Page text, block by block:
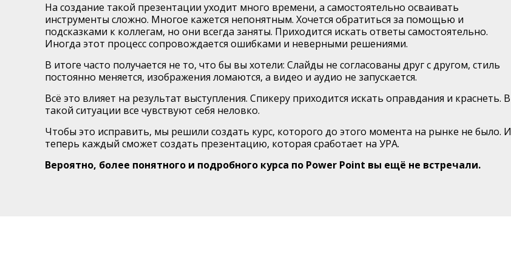
На создание такой презентации уходит много времени, а самостоятельно осваивать
инструменты сложно. Многое кажется непонятным. Хочется обратиться за помощью и
подсказками к коллегам, но они всегда заняты. Приходится искать ответы самостоятельно.
Иногда этот процесс сопровождается ошибками и неверными решениями.
В итоге часто получается не то, что бы вы хотели: Слайды не согласованы друг с другом, стиль
постоянно меняется, изображения ломаются, а видео и аудио не запускается.
Всё это влияет на результат выступления. Спикеру приходится искать оправдания и краснеть. В
такой ситуации все чувствуют себя неловко.
Чтобы это исправить, мы решили создать курс, которого до этого момента на рынке не было. И
теперь каждый сможет создать презентацию, которая сработает на УРА.
Вероятно, более понятного и подробного курса по Power Point вы ещё не встречали.